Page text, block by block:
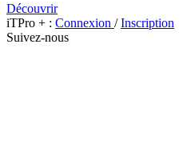
Découvrir
iTPro + : Connexion /Inscription
Suivez-nous